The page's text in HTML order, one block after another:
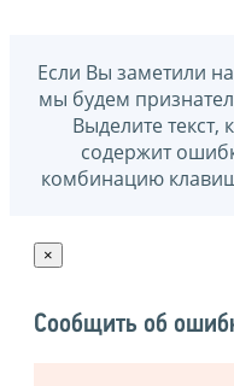
Если Вы заметили
мы будем
Выделите
содержит
комбинацию
×
Сообщить об